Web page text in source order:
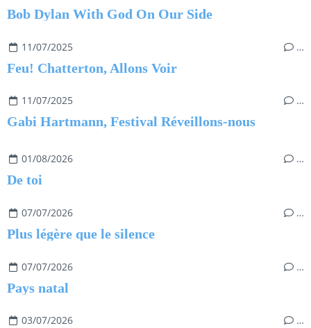
Bob Dylan With God On Our Side
11/07/2025 …
Feu! Chatterton, Allons Voir
11/07/2025 …
Gabi Hartmann, Festival Réveillons-nous
01/08/2026 …
De toi
07/07/2026 …
Plus légère que le silence
07/07/2026 …
Pays natal
03/07/2026 …